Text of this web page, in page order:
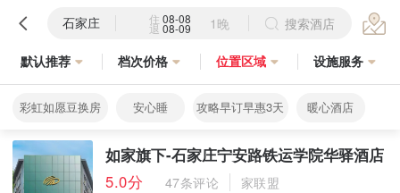
石家庄 住 08-08
退 08-09 1晚 搜索酒店
默认推荐 档次价格 位置区域 设施服务
彩虹如愿豆换房 安心睡 攻略早订早惠3天 暖心酒店
如家旗下-石家庄宁安路铁运学院华驿酒店
5.0分
47条评论
家联盟